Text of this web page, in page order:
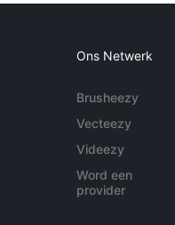
Ons Netwerk
Brusheezy
Vecteezy
Videezy
Word een
provider